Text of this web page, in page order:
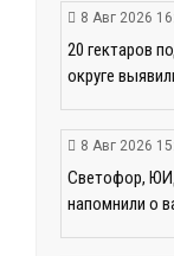
8 Авг 2026
20 гектаров
округе
8 Авг 2026
Светофор,
напомнили о